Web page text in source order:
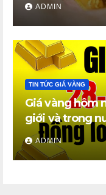
ADMIN
TIN TỨC GIÁ VÀNG
Giá vàng hôm
giới và trong
ADMIN